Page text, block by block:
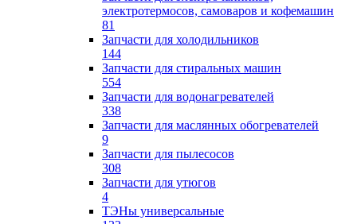
электротермосов, самоваров и кофемашин
81
Запчасти для холодильников
144
Запчасти для стиральных машин
554
Запчасти для водонагревателей
338
Запчасти для маслянных обогревателей
9
Запчасти для пылесосов
308
Запчасти для утюгов
4
ТЭНы универсальные